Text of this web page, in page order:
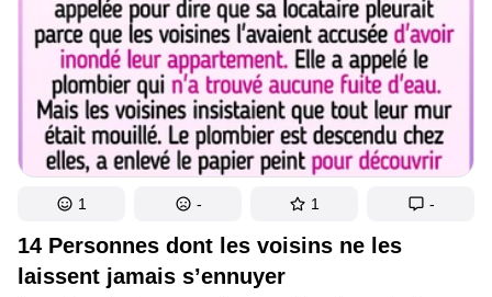
14 Personnes dont les voisins ne les
laissent jamais s’ennuyer
1 - 1 -